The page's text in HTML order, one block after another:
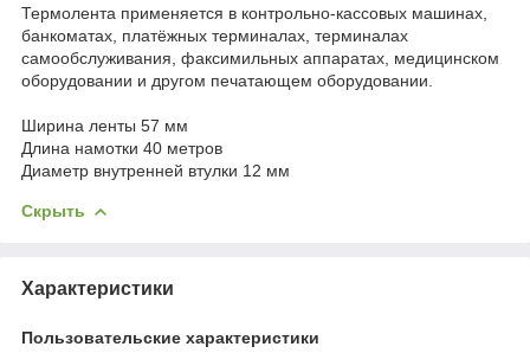
Термолента применяется в контрольно-кассовых машинах,
банкоматах, платёжных терминалах, терминалах
самообслуживания, факсимильных аппаратах, медицинском
оборудовании и другом печатающем оборудовании.
Ширина ленты 57 мм
Длина намотки 40 метров
Диаметр внутренней втулки 12 мм
Скрыть
Характеристики
Пользовательские характеристики